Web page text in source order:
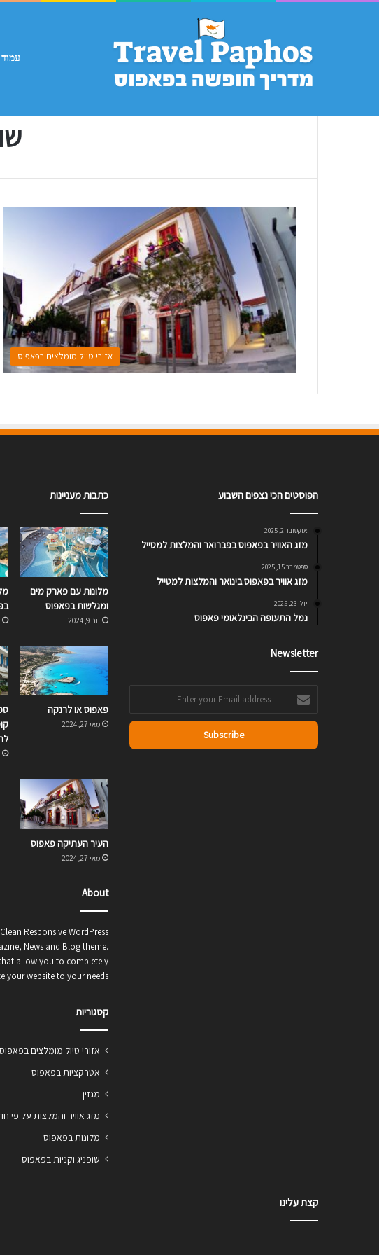
אזורי טיול מומלצים בפאפוס
הפוסטים הכי נצפים השבוע
אוקטובר 2, 2025
מזג האוויר בפאפוס בפברואר והמלצות למטייל
ספטמבר 15, 2025
מזג אוויר בפאפוס בינואר והמלצות למטייל
יולי 23, 2025
נמל התעופה הבינלאומי פאפוס
Newsletter
Enter
your
Email
כתבות מעניינות
מלונות עם פארק מים
ומגלשות בפאפוס
יוני 9, 2024
פאפוס או לרנקה
מאי 27, 2024
העיר העתיקה פאפוס
מאי 27, 2024
About
Responsive WordPress
News and Blog theme.
allow you to completely
your website to your needs.
קטגוריות
אזורי טיול מומלצים בפאפוס
אטרקציות בפאפוס
מגזין
מזג אוויר והמלצות על פי
מלונות בפאפוס
שופניג וקניות בפאפוס
קצת עלינו